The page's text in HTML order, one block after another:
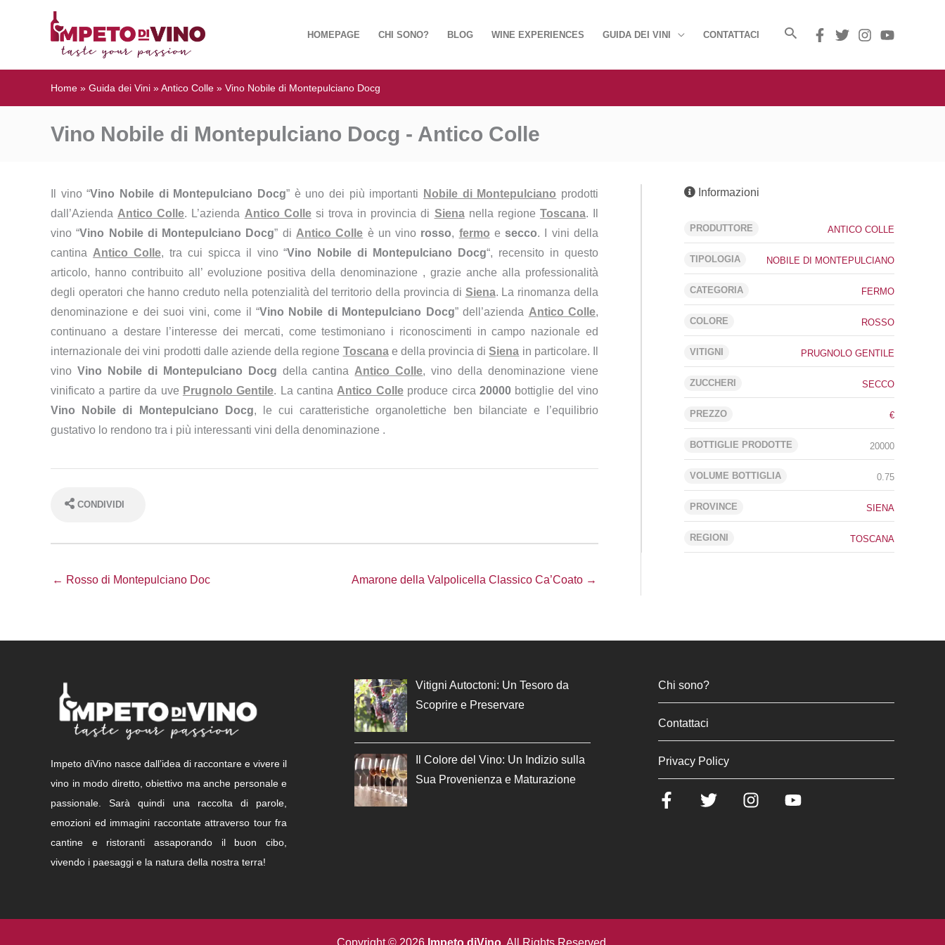
HOMEPAGE CHI SONO? BLOG WINE EXPERIENCES GUIDA DEI VINI CONTATTACI
Home » Guida dei Vini »Antico Colle » Vino Nobile di Montepulciano Docg
Vino Nobile di Montepulciano Docg - Antico Colle
Informazioni
PRODUTTORE ANTICO COLLE
TIPOLOGIA NOBILE DI MONTEPULCIANO
CATEGORIA FERMO
COLORE ROSSO
VITIGNI PRUGNOLO GENTILE
ZUCCHERI SECCO
PREZZO €
BOTTIGLIE PRODOTTE 20000
VOLUME BOTTIGLIA 0.75
PROVINCE SIENA
REGIONI TOSCANA
Il vino “Vino Nobile di Montepulciano Docg” è uno dei più importanti Nobile di Montepulciano prodotti
dall’Azienda Antico Colle. L’azienda Antico Collesi trova in provincia di Sienanella regione Toscana. Il
vino “Vino Nobile di Montepulciano Docg” di Antico Colle è un vino rosso, fermo esecco. I vini della
cantina Antico Colle, tra cui spicca il vino “Vino Nobile di Montepulciano Docg“, recensito in questo
articolo, hanno contribuito all’ evoluzione positiva della denominazione , grazie anche alla professionalità
degli operatori che hanno creduto nella potenzialità del territorio della provincia di Siena. La rinomanza della
denominazione e dei suoi vini, come il “Vino Nobile di Montepulciano Docg” dell’azienda Antico Colle,
continuano a destare l’interesse dei mercati, come testimoniano i riconoscimenti in campo nazionale ed
internazionale dei vini prodotti dalle aziende della regione Toscanae della provincia diSiena in particolare. Il
vino Vino Nobile di Montepulciano Docg della cantina Antico Colle, vino della denominazione viene
vinificato a partire da uve Prugnolo Gentile. La cantina Antico Colleproduce circa 20000 bottiglie del vino
Vino Nobile di Montepulciano Docg, le cui caratteristiche organolettiche ben bilanciate e l’equilibrio
gustativo lo rendono tra i più interessanti vini della denominazione .
CONDIVIDI
← Rosso di Montepulciano Doc Amarone della Valpolicella Classico Ca’Coato →
Impeto diVino nasce dall’idea di raccontare e vivere il
vino in modo diretto, obiettivo ma anche personale e
passionale. Sarà quindi una raccolta di parole,
emozioni ed immagini raccontate attraverso tour fra
cantine e ristoranti assaporando il buon cibo,
vivendo i paesaggi e la natura della nostra terra!
Vitigni Autoctoni: Un Tesoro da
Scoprire e Preservare
Il Colore del Vino: Un Indizio sulla
Sua Provenienza e Maturazione
Chi sono?
Contattaci
Privacy Policy